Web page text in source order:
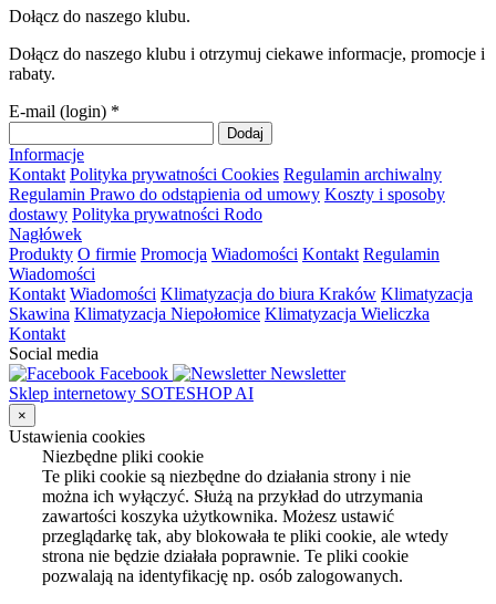
Dołącz do naszego klubu.
Dołącz do naszego klubu i otrzymuj ciekawe informacje, promocje i
rabaty.
E-mail (login) *
Informacje
Kontakt Polityka prywatności Cookies Regulamin archiwalny
Regulamin Prawo do odstąpienia od umowy Koszty i sposoby
dostawy Polityka prywatności Rodo
Nagłówek
Produkty O firmie Promocja Wiadomości Kontakt Regulamin
Wiadomości
Kontakt Wiadomości Klimatyzacja do biura Kraków Klimatyzacja
Skawina Klimatyzacja Niepołomice Klimatyzacja Wieliczka
Kontakt
Social media
Facebook
Newsletter
Sklep internetowy SOTESHOP AI
×
Ustawienia cookies
Niezbędne pliki cookie
Te pliki cookie są niezbędne do działania strony i nie
można ich wyłączyć. Służą na przykład do utrzymania
zawartości koszyka użytkownika. Możesz ustawić
przeglądarkę tak, aby blokowała te pliki cookie, ale wtedy
strona nie będzie działała poprawnie. Te pliki cookie
pozwalają na identyfikację np. osób zalogowanych.